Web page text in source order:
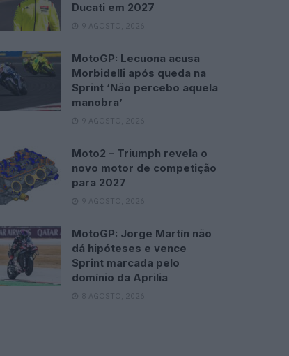
Ducati em 2027
9 AGOSTO, 2026
MotoGP: Lecuona acusa
Morbidelli após queda na
Sprint ‘Não percebo aquela
manobra’
9 AGOSTO, 2026
Moto2 – Triumph revela o
novo motor de competição
para 2027
9 AGOSTO, 2026
MotoGP: Jorge Martín não
dá hipóteses e vence
Sprint marcada pelo
domínio da Aprilia
8 AGOSTO, 2026